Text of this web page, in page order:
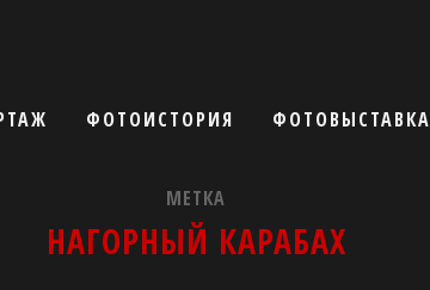
ФОТОИСТОРИЯ ФОТОВЫСТАВКА
МЕТКА
НАГОРНЫЙ КАРАБАХ